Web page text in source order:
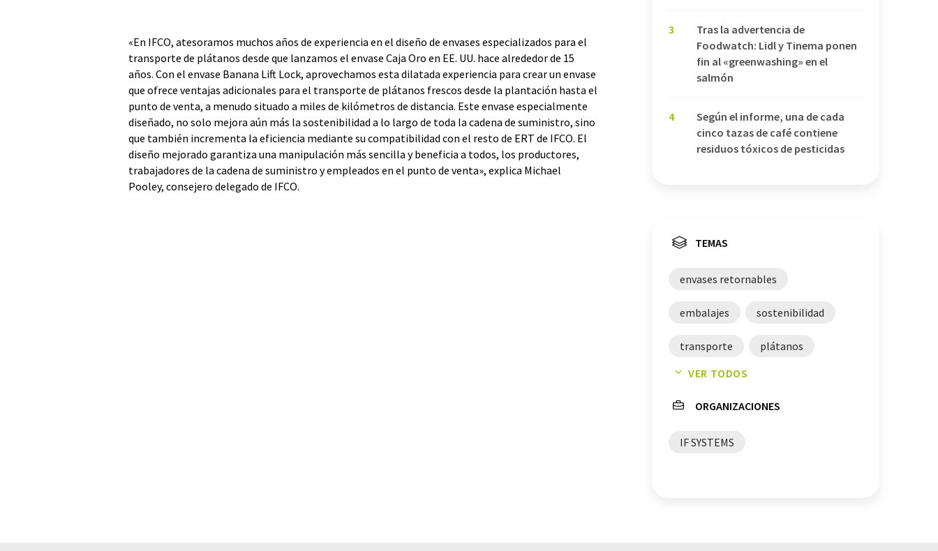
«En IFCO, atesoramos muchos años de experiencia en el diseño de envases especializados para el
transporte de plátanos desde que lanzamos el envase Caja Oro en EE. UU. hace alrededor de 15
años. Con el envase Banana Lift Lock, aprovechamos esta dilatada experiencia para crear un envase
que ofrece ventajas adicionales para el transporte de plátanos frescos desde la plantación hasta el
punto de venta, a menudo situado a miles de kilómetros de distancia. Este envase especialmente
diseñado, no solo mejora aún más la sostenibilidad a lo largo de toda la cadena de suministro, sino
que también incrementa la eficiencia mediante su compatibilidad con el resto de ERT de IFCO. El
diseño mejorado garantiza una manipulación más sencilla y beneficia a todos, los productores,
trabajadores de la cadena de suministro y empleados en el punto de venta», explica Michael
Pooley, consejero delegado de IFCO.
3
Tras la advertencia de
Foodwatch: Lidl y Tinema ponen
fin al «greenwashing» en el
salmón
4
Según el informe, una de cada
cinco tazas de café contiene
residuos tóxicos de pesticidas
TEMAS
envases retornables
embalajes sostenibilidad
transporte plátanos
material de empaquetado
VER TODOS
ORGANIZACIONES
IF SYSTEMS